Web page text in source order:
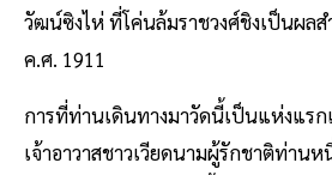
วัฒน์ซิงไห่ ที่โค่นล้มราชวงศ์ชิงเป็นผลส
ค.ศ. 1911
การที่ท่านเดินทางมาวัดนี้เป็นแห่งแร
เจ้าอาวาสชาวเวียดนามผู้รักชาติท่าน